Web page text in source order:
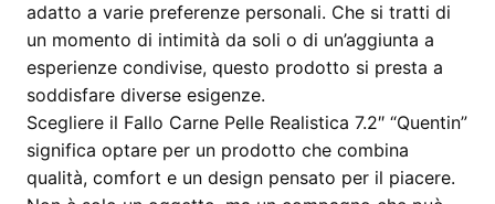
adatto a varie preferenze personali. Che si tratti di
un momento di intimità da soli o di un’aggiunta a
esperienze condivise, questo prodotto si presta a
soddisfare diverse esigenze.
Scegliere il Fallo Carne Pelle Realistica 7.2″ “Quentin”
significa optare per un prodotto che combina
qualità, comfort e un design pensato per il piacere.